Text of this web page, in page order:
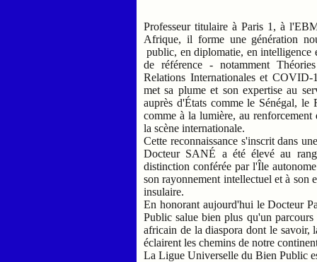
Professeur titulaire à Paris 1, à
Afrique, il forme une génération
public, en diplomatie, en
de référence - notamment
Relations Internationales et
met sa plume et son expertise au
auprès d'États comme le Sénégal,
comme à la lumière, au
la scène internationale.
Cette reconnaissance s'inscrit dans
Docteur SANÉ a été élevé au
distinction conférée par l'Île
son rayonnement intellectuel et à son
insulaire.
En honorant aujourd'hui le Docteur
Public salue bien plus qu'un
africain de la diaspora dont le
éclairent les chemins de notre
La Ligue Universelle du Bien Public